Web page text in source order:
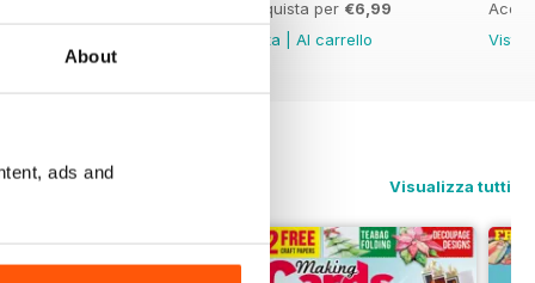
About
ads and
Acquista per €6,99
Vista
Al carrello
Vista
Visualizza tutti